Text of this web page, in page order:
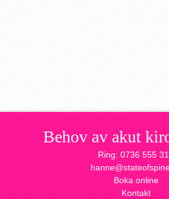
Behov av akut
Ring: 0736 555
Boka online
Kontakt